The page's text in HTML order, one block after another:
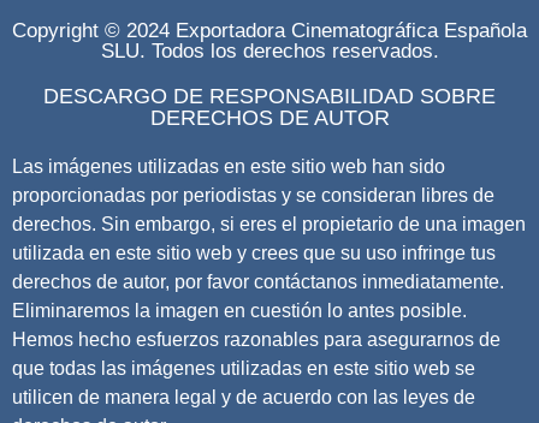
Copyright © 2024 Exportadora Cinematográfica Española
SLU. Todos los derechos reservados.
DESCARGO DE RESPONSABILIDAD SOBRE
DERECHOS DE AUTOR
Las imágenes utilizadas en este sitio web han sido
proporcionadas por periodistas y se consideran libres de
derechos. Sin embargo, si eres el propietario de una imagen
utilizada en este sitio web y crees que su uso infringe tus
derechos de autor, por favor contáctanos inmediatamente.
Eliminaremos la imagen en cuestión lo antes posible.
Hemos hecho esfuerzos razonables para asegurarnos de
que todas las imágenes utilizadas en este sitio web se
utilicen de manera legal y de acuerdo con las leyes de